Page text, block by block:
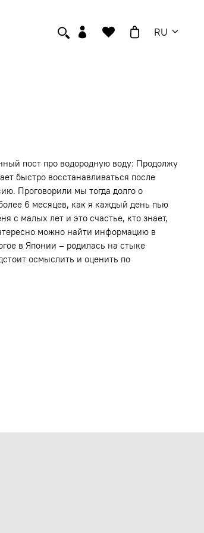
RU
пост про водородную воду: Продолжу
быстро восстанавливаться после
Проговорили мы тогда долго о
6 месяцев, как я каждый день пью
с малых лет и это счастье, кто знает,
можно найти информацию в
в Японии – родилась на стыке
осмыслить и оценить по